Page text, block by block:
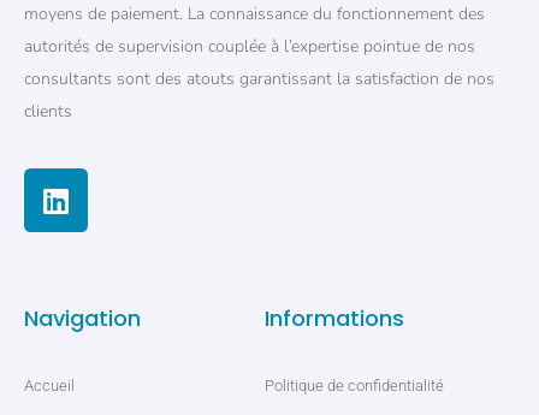
moyens de paiement. La connaissance du fonctionnement des
autorités de supervision couplée à l’expertise pointue de nos
consultants sont des atouts garantissant la satisfaction de nos
clients
Navigation
Accueil
Informations
Politique de confidentialité